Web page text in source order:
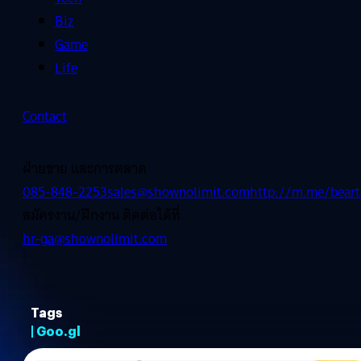
Biz
Game
Life
Contact
ฝ่ายขาย และการตลาด
085-848-2253sales@shownolimit.comhttp://m.me/
สมัครงาน/ฝึกงาน ติดต่อได้ที่
hr-ga@shownolimit.com
Tags
| Goo.gl